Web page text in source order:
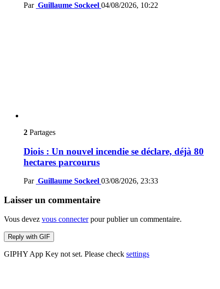
Par Guillaume Sockeel 04/08/2026, 10:22
2 Partages
Diois : Un nouvel incendie se déclare, déjà 80
hectares parcourus
Par Guillaume Sockeel 03/08/2026, 23:33
Laisser un commentaire
Vous devez vous connecterpour publier un commentaire.
Reply with GIF
GIPHY App Key not set. Please check settings